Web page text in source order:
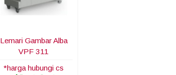
Lemari Gambar Alba
VPF 311
*harga hubungi cs